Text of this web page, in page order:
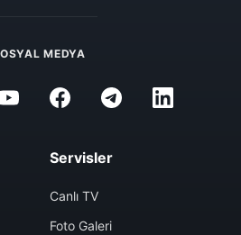
MEDYA
Servisler
Canlı TV
Foto Galeri